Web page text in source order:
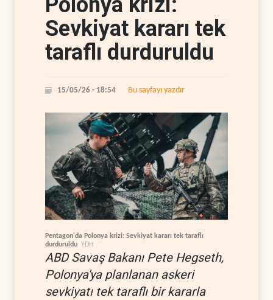
Sevkiyat kararı tek
taraflı durduruldu
15/05/26 - 18:54 Bu sayfayı yazdır
Pentagon'da Polonya krizi: Sevkiyat kararı tek taraflı
durduruldu YDH
ABD Savaş Bakanı Pete Hegseth,
Polonya'ya planlanan askeri
sevkiyatı tek taraflı bir kararla